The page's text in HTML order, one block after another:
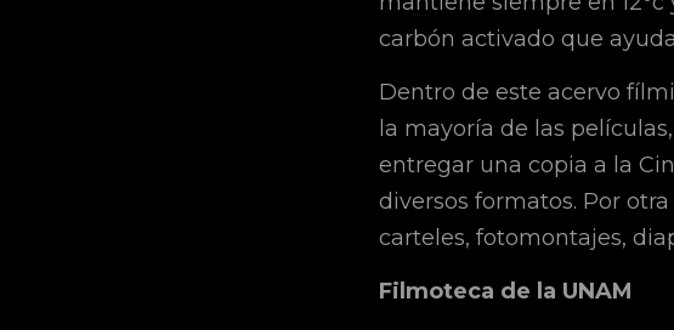
carbón activado que
Dentro de este acervo
la mayoría de las
entregar una copia a la
diversos formatos. Por
carteles, fotomontajes,
Filmoteca de la UNAM